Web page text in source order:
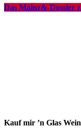
Das Mainz&-Dossier
Kauf mir ’n Glas